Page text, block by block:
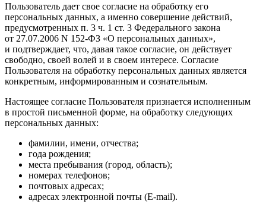
Пользователь дает свое согласие на обработку его
персональных данных, а именно совершение действий,
предусмотренных п. 3 ч. 1 ст. 3 Федерального закона
от 27.07.2006 N 152-ФЗ «О персональных данных»,
и подтверждает, что, давая такое согласие, он действует
свободно, своей волей и в своем интересе. Согласие
Пользователя на обработку персональных данных является
конкретным, информированным и сознательным.
Настоящее согласие Пользователя признается исполненным
в простой письменной форме, на обработку следующих
персональных данных:
фамилии, имени, отчества;
года рождения;
места пребывания (город, область);
номерах телефонов;
почтовых адресах;
адресах электронной почты (E-mail).